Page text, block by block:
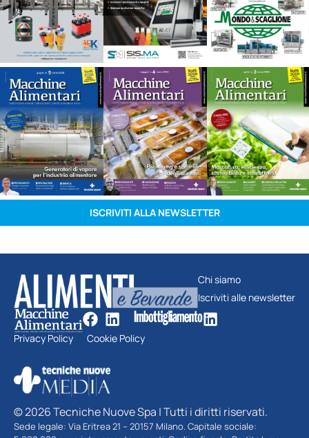
ISCRIVITI ALLA NEWSLETTER
Chi siamo
Iscriviti alle newsletter
Privacy Policy Cookie Policy
© 2026 Tecniche Nuove Spa | Tutti i diritti riservati.
Sede legale: Via Eritrea 21 – 20157 Milano. Capitale sociale: